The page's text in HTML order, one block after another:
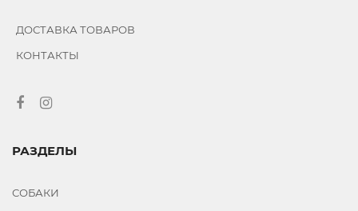
ДОСТАВКА ТОВАРОВ
КОНТАКТЫ
РАЗДЕЛЫ
СОБАКИ